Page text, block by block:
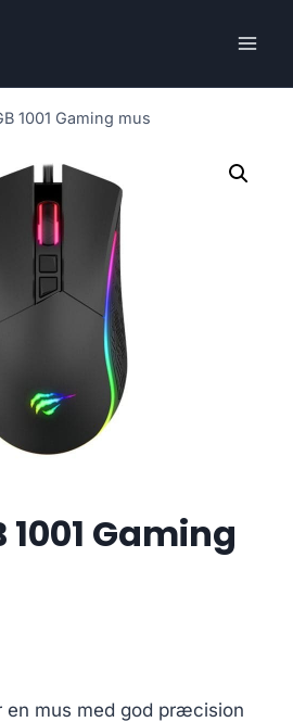
1001 Gaming mus
1001 Gaming
en mus med god præcision